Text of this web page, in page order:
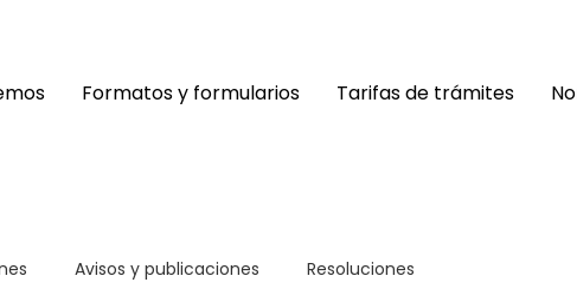
Formatos y formularios Tarifas de trámites
Avisos y publicaciones Resoluciones